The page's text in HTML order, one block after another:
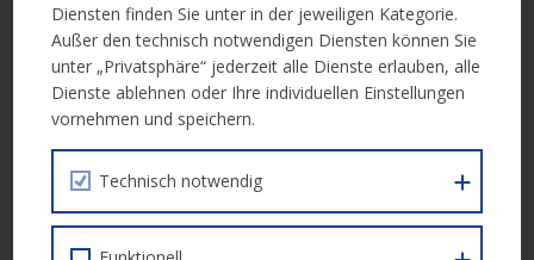
Call Dokument
Einreichung
Die Einreichung erfolgt elektronisch über die
ESF Datenbank
ZWIMOS.
Diensten finden Sie unter in der jeweiligen Kategorie.
Außer den technisch notwendigen Diensten können Sie
unter „Privatsphäre“ jederzeit alle Dienste erlauben, alle
Dienste ablehnen oder Ihre individuellen Einstellungen
vornehmen und speichern.
Technisch notwendig